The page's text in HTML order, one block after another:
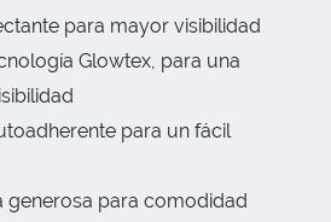
para mayor visibilidad
Glowtex, para una
para un fácil
generosa para comodidad